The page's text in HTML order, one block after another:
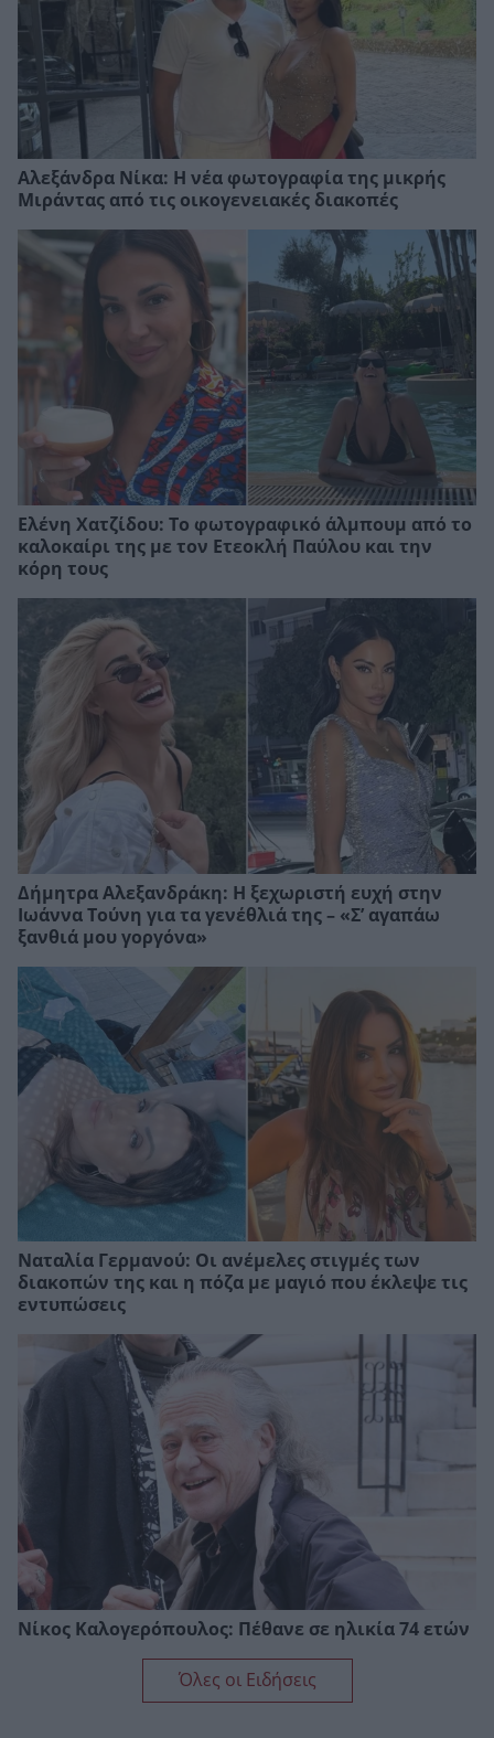
Αλεξάνδρα Νίκα: Η νέα φωτογραφία της μικρής
Μιράντας από τις οικογενειακές διακοπές
Ελένη Χατζίδου: Το φωτογραφικό άλμπουμ από το
καλοκαίρι της με τον Ετεοκλή Παύλου και την
κόρη τους
Δήμητρα Αλεξανδράκη: Η ξεχωριστή ευχή στην
Ιωάννα Τούνη για τα γενέθλιά της – «Σ’ αγαπάω
ξανθιά μου γοργόνα»
Ναταλία Γερμανού: Οι ανέμελες στιγμές των
διακοπών της και η πόζα με μαγιό που έκλεψε τις
εντυπώσεις
Νίκος Καλογερόπουλος: Πέθανε σε ηλικία 74 ετών
Όλες οι Ειδήσεις